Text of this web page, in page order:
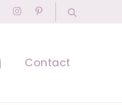
Contact